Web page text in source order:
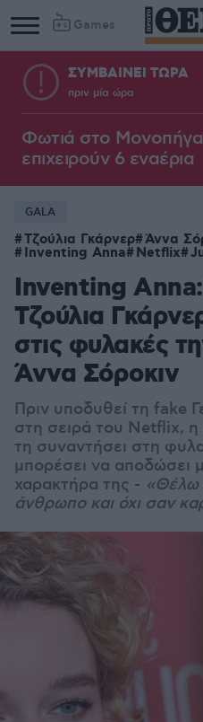
Games
ΣΥΜΒΑΙΝΕΙ ΤΩΡΑ
πριν μία ώρα
Φωτιά στο
επιχειρούν 6 εναέρια
GALA
Τζούλια Γκάρνερ Άννα
Inventing Anna Netflix
Inventing
Τζούλια
στις φυλακές
Άννα Σόροκιν
Πριν υποδυθεί τη fake
στη σειρά του Netflix,
τη συναντήσει στη
μπορέσει να αποδώσει
χαρακτήρα της - «Θέλω
άνθρωπο και όχι σαν